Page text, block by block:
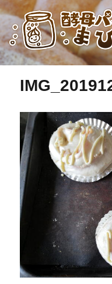
前の画像 次の画像